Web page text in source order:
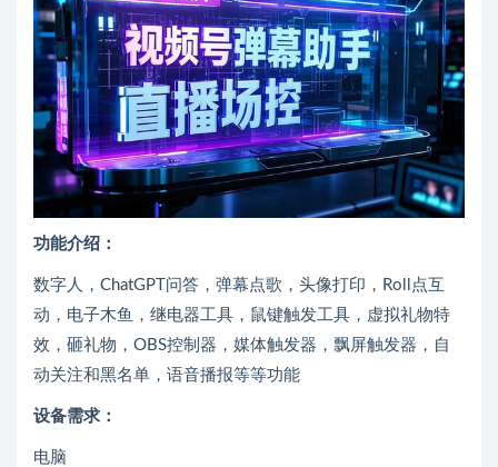
功能介绍：
数字人，ChatGPT问答，弹幕点歌，头像打印，Roll点互
动，电子木鱼，继电器工具，鼠键触发工具，虚拟礼物特
效，砸礼物，OBS控制器，媒体触发器，飘屏触发器，自
动关注和黑名单，语音播报等等功能
设备需求：
电脑